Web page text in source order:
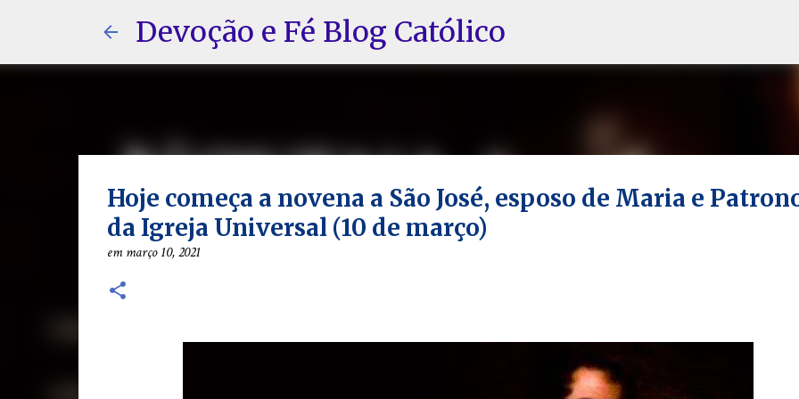
Pular para o conteúdo principal
Devoção e Fé Blog Católico
Hoje começa a novena a São José, esposo de Maria e
da Igreja Universal (10 de março)
emmarço 10, 2021